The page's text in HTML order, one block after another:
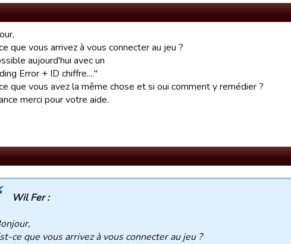
que vous arrivez à vous connecter au jeu ?
aujourd'hui avec un
Error + ID chiffre...."
que vous avez la même chose et si oui comment y remédier ?
merci pour votre aide.
Wil Fer :
ce que vous arrivez à vous connecter au jeu ?